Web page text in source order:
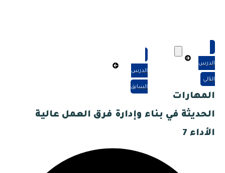
الدرس
التالي
الدرس
السابق
المهارات
الحديثة في بناء وإدارة فرق العمل عالية
الأداء 7